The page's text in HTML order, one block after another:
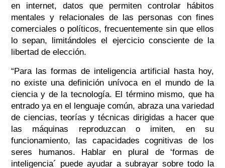
en internet, datos que permiten controlar hábitos
mentales y relacionales de las personas con fines
comerciales o políticos, frecuentemente sin que ellos
lo sepan, limitándoles el ejercicio consciente de la
libertad de elección.
“Para las formas de inteligencia artificial hasta hoy,
no existe una definición unívoca en el mundo de la
ciencia y de la tecnología. El término mismo, que ha
entrado ya en el lenguaje común, abraza una variedad
de ciencias, teorías y técnicas dirigidas a hacer que
las máquinas reproduzcan o imiten, en su
funcionamiento, las capacidades cognitivas de los
seres humanos. Hablar en plural de ‘formas de
inteligencia´ puede ayudar a subrayar sobre todo la